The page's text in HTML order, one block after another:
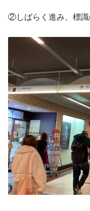
②しばらく進み、標識